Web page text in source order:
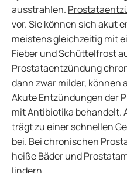
ausstrahlen.
vor. Sie können sich akut
meistens gleichzeitig mit
Fieber und Schüttelfrost
Prostataentzündung
dann zwar milder, können
Akute Entzündungen der
mit Antibiotika behandelt.
trägt zu einer schnellen
bei. Bei chronischen
heiße Bäder und